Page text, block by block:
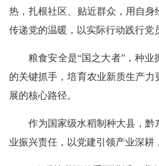
热，扎根社区、贴近群众，用自身
传递党的温暖，以实际行动践行党
粮食安全是“国之大者”，种
的关键抓手，培育农业新质生产
展的核心路径。
作为国家级水稻制种大县，黔
业振兴责任，以党建引领产业深耕